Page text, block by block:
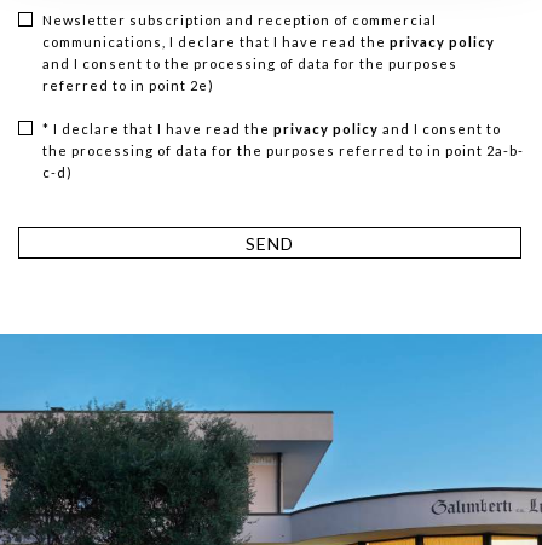
Newsletter subscription and reception of commercial
communications, I declare that I have read the privacy policy
and I consent to the processing of data for the purposes
referred to in point 2e)
* I declare that I have read the privacy policy and I consent to
the processing of data for the purposes referred to in point 2a-b-
c-d)
SEND